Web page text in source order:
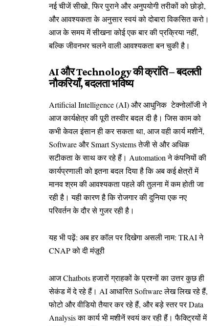
नई चीजें सीखो, फिर पुराने और अनुपयोगी तरीकों को छोड़ो,
और आवश्यकता के अनुसार स्वयं को दोबारा विकसित करो।
आज के समय में सीखना कोई एक बार की प्रक्रिया नहीं,
बल्कि जीवनभर चलने वाली आवश्यकता बन चुकी है।
AI और Technology की क्रांति – बदलती
नौकरियाँ, बदलता भविष्य
Artificial Intelligence (AI) और आधुनिक टेक्नोलॉजी ने
आज कार्यक्षेत्र की पूरी तस्वीर बदल दी है। जिस काम को
कभी केवल इंसान ही कर सकता था, आज वही कार्य मशीनें,
Software और Smart Systems तेजी से और अधिक
सटीकता के साथ कर रहे हैं। Automation ने कंपनियों की
कार्यप्रणाली को इतना बदल दिया है कि अब कई क्षेत्रों में
मानव श्रम की आवश्यकता पहले की तुलना में कम होती जा
रही है। यही कारण है कि रोजगार की दुनिया एक नए
परिवर्तन के दौर से गुजर रही है।
यह भी पढ़ें: अब हर कॉल पर दिखेगा असली नाम: TRAI ने
CNAP को दी मंज़ूरी
आज Chatbots हजारों ग्राहकों के प्रश्नों का उत्तर कुछ ही
सेकंड में दे रहे हैं। AI आधारित Software लेख लिख रहे हैं,
फोटो और वीडियो तैयार कर रहे हैं, और बड़े स्तर पर Data
Analysis का कार्य भी मशीनें स्वयं कर रही हैं। फैक्ट्रियों में